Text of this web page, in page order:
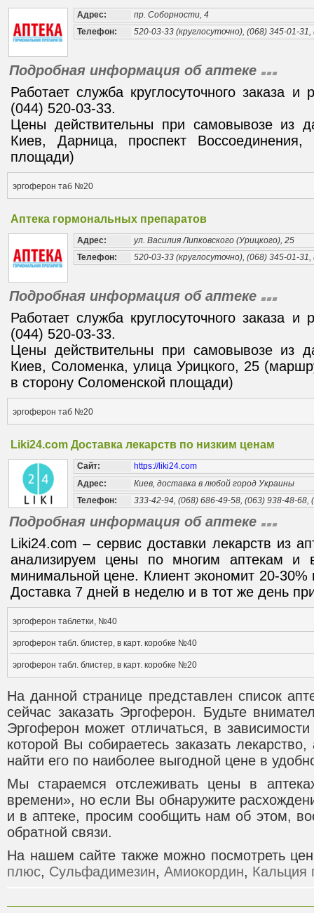
Адрес:
пр. Соборности, 4
Телефон:
520-03-33 (круглосуточно), (068) 345-01-
Подробная информация об аптеке
Работает служба круглосуточного заказа и
(044) 520-03-33.
Цены действительны при самовывозе из
Киев, Дарница, проспект Воссоединения,
площади)
эргоферон таб №20
Аптека гормональных препаратов
Адрес:
ул. Василия Липковского (Урицкого), 25
Телефон:
520-03-33 (круглосуточно), (068) 345-01-
Подробная информация об аптеке
Работает служба круглосуточного заказа и
(044) 520-03-33.
Цены действительны при самовывозе из
Киев, Соломенка, улица Урицкого, 25
в сторону Соломенской площади)
эргоферон таб №20
Liki24.com Доставка лекарств по низким ценам
Сайт:
https://liki24.com
Адрес:
Киев, доставка в любой город Украины
Телефон:
333-42-94, (068) 686-49-58, (063) 938-48-68,
Подробная информация об аптеке
Liki24.com – сервис доставки лекарств из
анализируем цены по многим аптекам и
минимальной цене. Клиент экономит 20-30%
Доставка 7 дней в неделю и в тот же день
эргоферон таблетки, №40
эргоферон табл. блистер, в карт. коробке №40
эргоферон табл. блистер, в карт. коробке №20
На данной странице представлен список
сейчас заказать Эргоферон. Будьте
Эргоферон может отличаться, в
которой Вы собираетесь заказать
найти его по наиболее выгодной цене в
Мы стараемся отслеживать цены в
времени», но если Вы обнаружите
и в аптеке, просим сообщить нам об этом,
обратной связи.
На нашем сайте также можно посмотреть
плюс, Сульфадимезин, Амиокордин, Кальция